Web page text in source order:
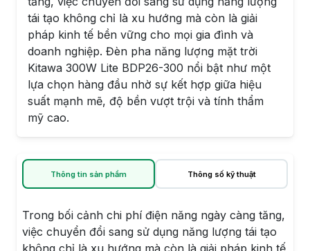
tái tạo không chỉ là xu hướng mà còn là giải
pháp kinh tế bền vững cho mọi gia đình và
doanh nghiệp. Đèn pha năng lượng mặt trời
Kitawa 300W Lite BDP26-300 nổi bật như một
lựa chọn hàng đầu nhờ sự kết hợp giữa hiệu
suất mạnh mẽ, độ bền vượt trội và tính thẩm
mỹ cao.
Thông tin sản phẩm Thông số kỹ thuật
Trong bối cảnh chi phí điện năng ngày càng tăng,
việc chuyển đổi sang sử dụng năng lượng tái tạo